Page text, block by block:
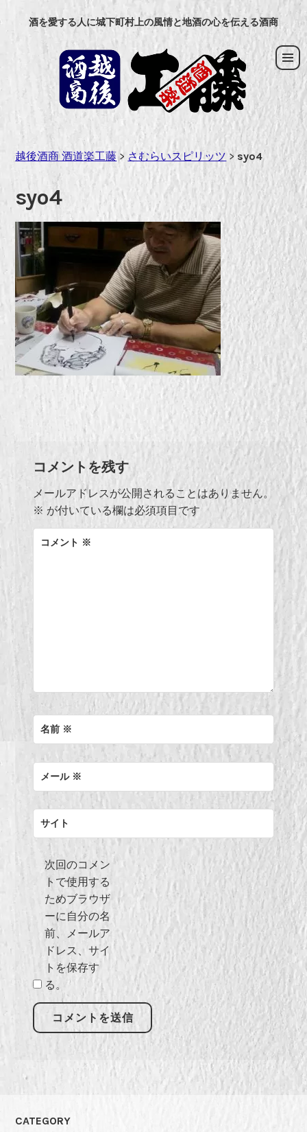
酒を愛する人に城下町村上の風情と地酒の心を伝える酒商
越後酒商 酒道楽工藤 > さむらいスピリッツ >syo4
syo4
コメントを残す
メールアドレスが公開されることはありません。
※ が付いている欄は必須項目です
コメント ※
名前 ※
メール ※
サイト
次回のコメン
トで使用する
ためブラウザ
ーに自分の名
前、メールア
ドレス、サイ
トを保存す
る。
CATEGORY